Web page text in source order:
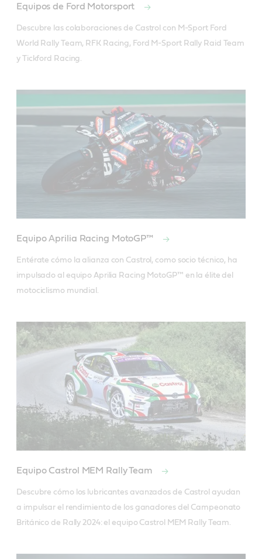
Equipos de Ford Motorsport
Descubre las colaboraciones de Castrol con M-Sport Ford
World Rally Team, RFK Racing, Ford M-Sport Rally Raid Team
y Tickford Racing.
Equipo Aprilia Racing MotoGP™
Entérate cómo la alianza con Castrol, como socio técnico, ha
impulsado al equipo Aprilia Racing MotoGP™ en la élite del
motociclismo mundial.
Equipo Castrol MEM Rally Team
Descubre cómo los lubricantes avanzados de Castrol ayudan
a impulsar el rendimiento de los ganadores del Campeonato
Británico de Rally 2024: el equipo Castrol MEM Rally Team.